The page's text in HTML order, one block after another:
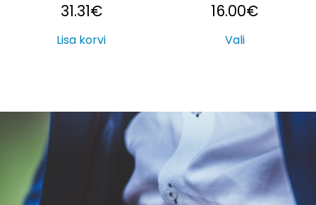
31.31€
Lisa korvi
16.00€
Vali